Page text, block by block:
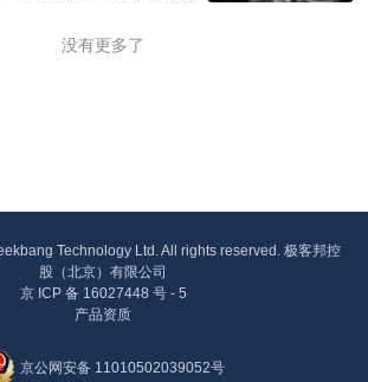
没有更多了
Technology Ltd. All rights reserved. 极客邦控
股（北京）有限公司
京 ICP 备 16027448 号 - 5
产品资质
京公网安备 11010502039052号